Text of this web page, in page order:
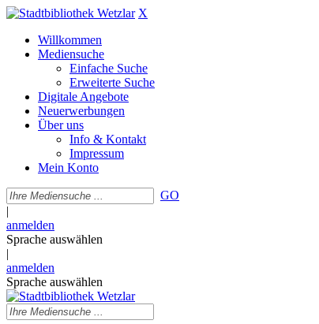
X
Willkommen
Mediensuche
Einfache Suche
Erweiterte Suche
Digitale Angebote
Neuerwerbungen
Über uns
Info & Kontakt
Impressum
Mein Konto
GO
|
anmelden
Sprache auswählen
|
anmelden
Sprache auswählen